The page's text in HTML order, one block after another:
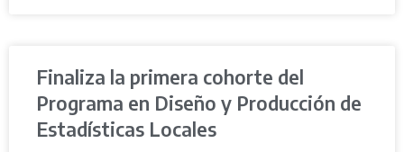
Finaliza la primera cohorte del
Programa en Diseño y Producción de
Estadísticas Locales